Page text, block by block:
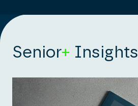
Senior+ Insights